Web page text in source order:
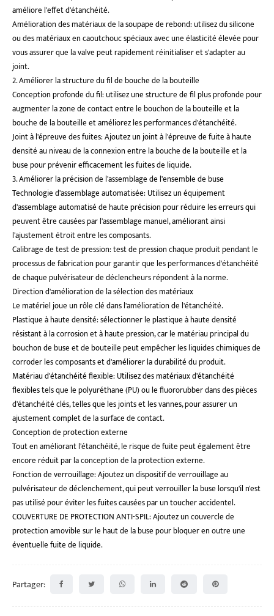
améliore l'effet d'étanchéité.
Amélioration des matériaux de la soupape de rebond: utilisez du silicone
ou des matériaux en caoutchouc spéciaux avec une élasticité élevée pour
vous assurer que la valve peut rapidement réinitialiser et s'adapter au
joint.
2. Améliorer la structure du fil de bouche de la bouteille
Conception profonde du fil: utilisez une structure de fil plus profonde pour
augmenter la zone de contact entre le bouchon de la bouteille et la
bouche de la bouteille et améliorez les performances d'étanchéité.
Joint à l'épreuve des fuites: Ajoutez un joint à l'épreuve de fuite à haute
densité au niveau de la connexion entre la bouche de la bouteille et la
buse pour prévenir efficacement les fuites de liquide.
3. Améliorer la précision de l'assemblage de l'ensemble de buse
Technologie d'assemblage automatisée: Utilisez un équipement
d'assemblage automatisé de haute précision pour réduire les erreurs qui
peuvent être causées par l'assemblage manuel, améliorant ainsi
l'ajustement étroit entre les composants.
Calibrage de test de pression: test de pression chaque produit pendant le
processus de fabrication pour garantir que les performances d'étanchéité
de chaque pulvérisateur de déclencheurs répondent à la norme.
Direction d'amélioration de la sélection des matériaux
Le matériel joue un rôle clé dans l'amélioration de l'étanchéité.
Plastique à haute densité: sélectionner le plastique à haute densité
résistant à la corrosion et à haute pression, car le matériau principal du
bouchon de buse et de bouteille peut empêcher les liquides chimiques de
corroder les composants et d'améliorer la durabilité du produit.
Matériau d'étanchéité flexible: Utilisez des matériaux d'étanchéité
flexibles tels que le polyuréthane (PU) ou le fluororubber dans des pièces
d'étanchéité clés, telles que les joints et les vannes, pour assurer un
ajustement complet de la surface de contact.
Conception de protection externe
Tout en améliorant l'étanchéité, le risque de fuite peut également être
encore réduit par la conception de la protection externe.
Fonction de verrouillage: Ajoutez un dispositif de verrouillage au
pulvérisateur de déclenchement, qui peut verrouiller la buse lorsqu'il n'est
pas utilisé pour éviter les fuites causées par un toucher accidentel.
COUVERTURE DE PROTECTION ANTI-SPIL: Ajoutez un couvercle de
protection amovible sur le haut de la buse pour bloquer en outre une
éventuelle fuite de liquide.
Partager: